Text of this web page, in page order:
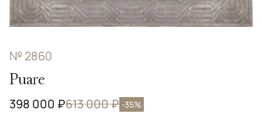
№ 2860
Puare
398 000 ₽613 000 ₽ -35%